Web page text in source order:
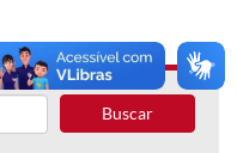
Buscar